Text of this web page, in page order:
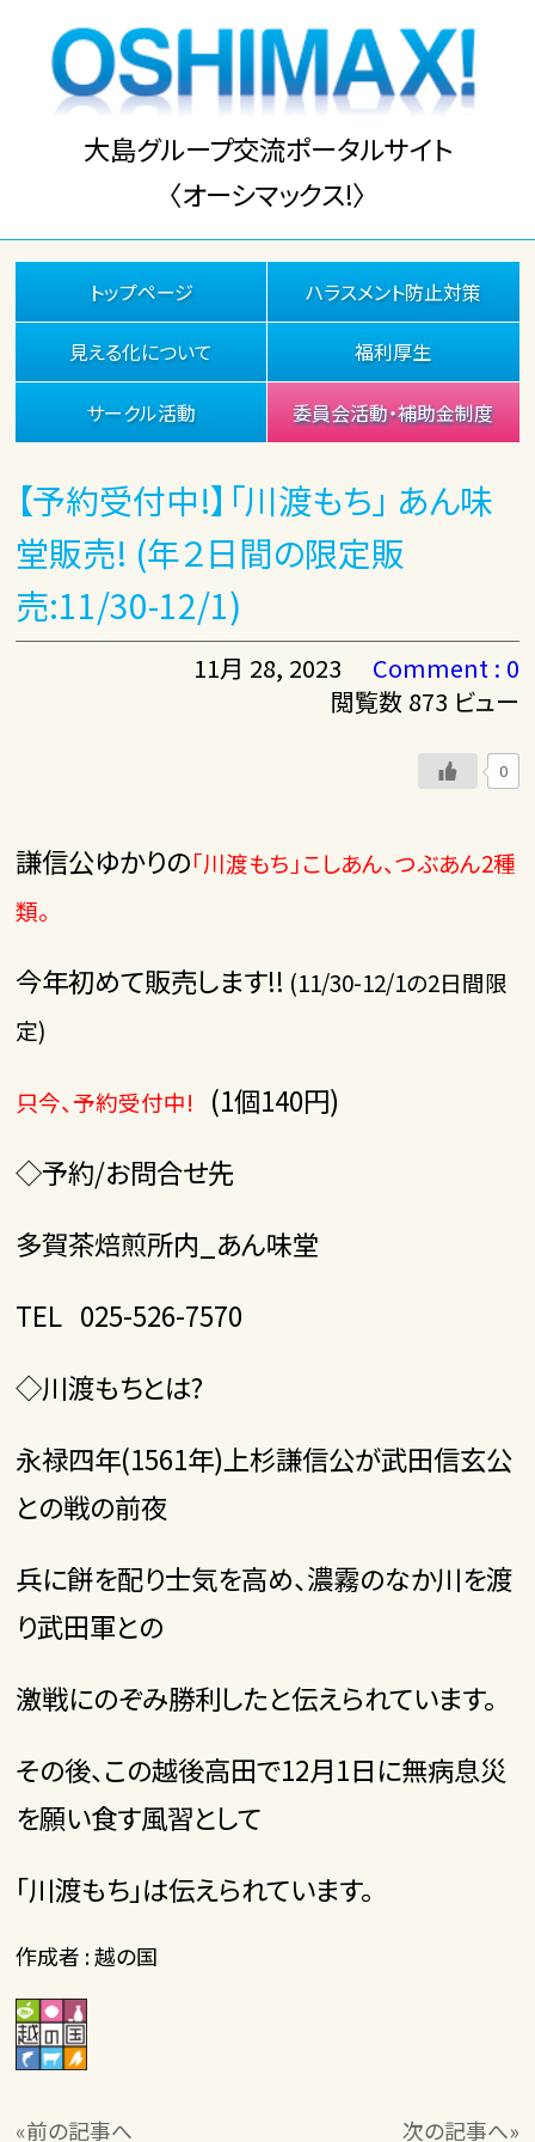
大島グループ交流ポータルサイト
〈オーシマックス!〉
トップページ ハラスメント防止対策
見える化について 福利厚生
サークル活動 委員会活動・補助金制度
【予約受付中!】「川渡もち」 あん味
堂販売! (年２日間の限定販
売:11/30-12/1)
11月 28, 2023
Comment : 0
閲覧数 873 ビュー
0
謙信公ゆかりの「川渡もち」こしあん、つぶあん2種
類。
今年初めて販売します!! (11/30-12/1の2日間限
定)
只今、予約受付中!
(1個140円)
◇予約/お問合せ先
多賀茶焙煎所内_あん味堂
TEL 025-526-7570
◇川渡もちとは?
永禄四年(1561年)上杉謙信公が武田信玄公
との戦の前夜
兵に餅を配り士気を高め、濃霧のなか川を渡
り武田軍との
激戦にのぞみ勝利したと伝えられています。
その後、この越後高田で12月1日に無病息災
を願い食す風習として
「川渡もち」は伝えられています。
作成者 : 越の国
«前の記事へ 次の記事へ»